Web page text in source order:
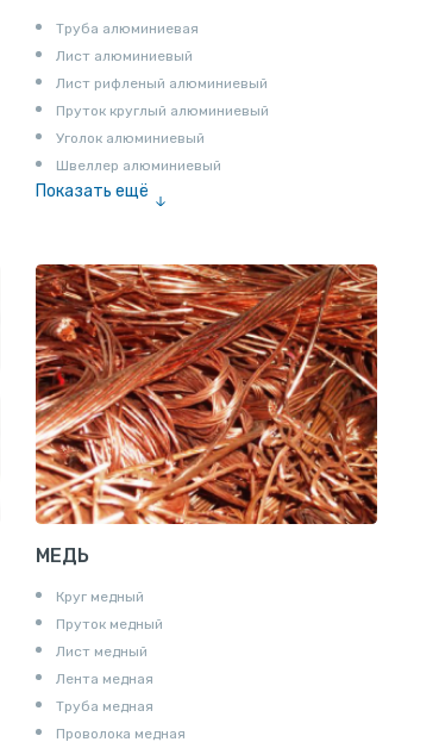
Труба алюминиевая
Лист алюминиевый
Лист рифленый алюминиевый
Пруток круглый алюминиевый
Уголок алюминиевый
Швеллер алюминиевый
Показать ещё
Шина электротехническая
Алюминиевая плита
Z профиль алюминиевый
Т профиль алюминиевый
Пруток квадратный алюминиевый
Полоса алюминиевая
Пруток шестигранный алюминиевый
МЕДЬ
Круг медный
Пруток медный
Лист медный
Лента медная
Труба медная
Проволока медная